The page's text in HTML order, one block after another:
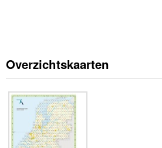
Overzichtskaarten